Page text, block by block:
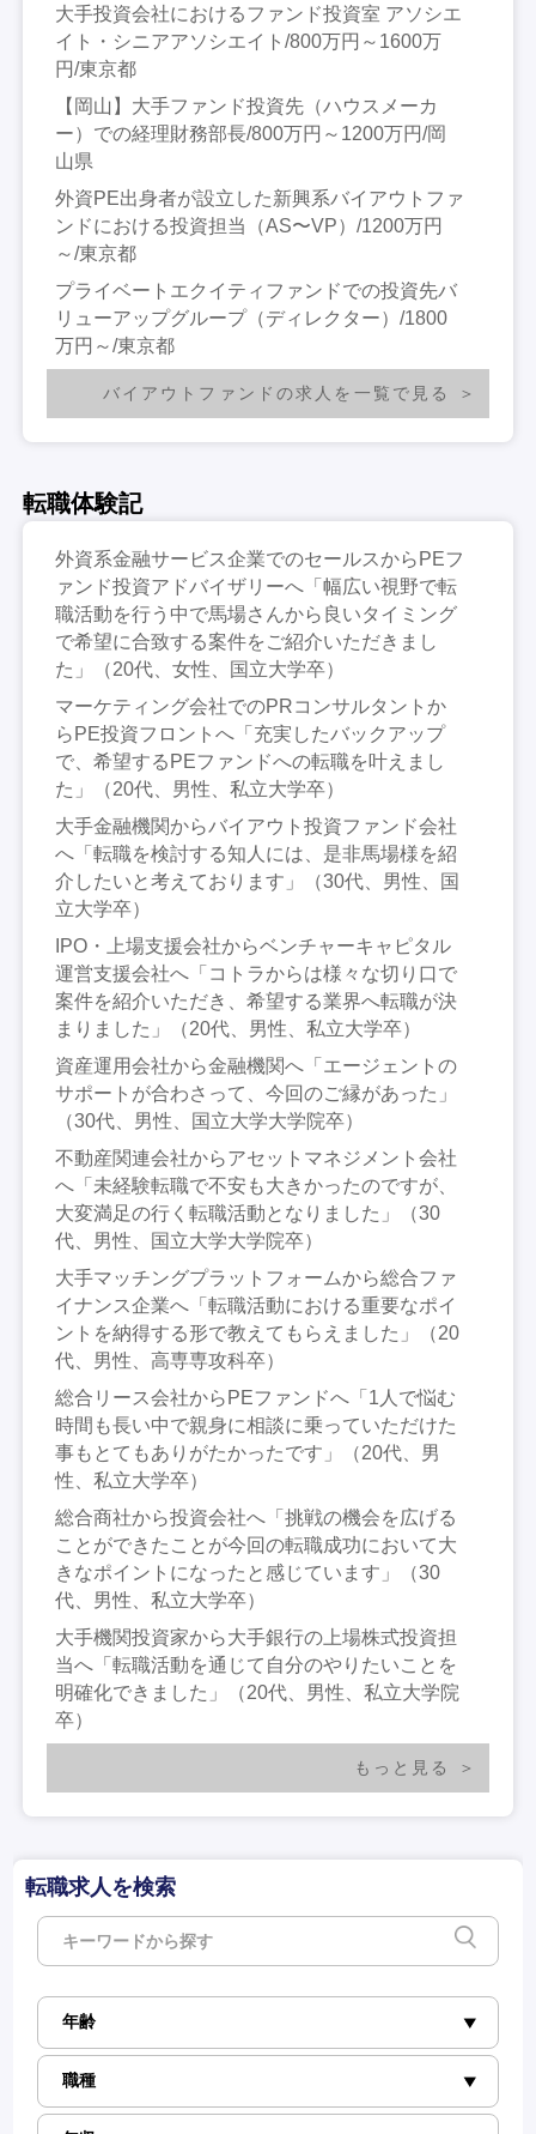
大手投資会社におけるファンド投資室 アソシエ
イト・シニアアソシエイト/800万円～1600万
円/東京都
【岡山】大手ファンド投資先（ハウスメーカ
ー）での経理財務部長/800万円～1200万円/岡
山県
外資PE出身者が設立した新興系バイアウトファ
ンドにおける投資担当（AS〜VP）/1200万円
～/東京都
プライベートエクイティファンドでの投資先バ
リューアップグループ（ディレクター）/1800
万円～/東京都
バイアウトファンドの求人を一覧で見る
転職体験記
外資系金融サービス企業でのセールスからPEフ
ァンド投資アドバイザリーへ「幅広い視野で転
職活動を行う中で馬場さんから良いタイミング
で希望に合致する案件をご紹介いただきまし
た」（20代、女性、国立大学卒）
マーケティング会社でのPRコンサルタントか
らPE投資フロントへ「充実したバックアップ
で、希望するPEファンドへの転職を叶えまし
た」（20代、男性、私立大学卒）
大手金融機関からバイアウト投資ファンド会社
へ「転職を検討する知人には、是非馬場様を紹
介したいと考えております」（30代、男性、国
立大学卒）
IPO・上場支援会社からベンチャーキャピタル
運営支援会社へ「コトラからは様々な切り口で
案件を紹介いただき、希望する業界へ転職が決
まりました」（20代、男性、私立大学卒）
資産運用会社から金融機関へ「エージェントの
サポートが合わさって、今回のご縁があった」
（30代、男性、国立大学大学院卒）
不動産関連会社からアセットマネジメント会社
へ「未経験転職で不安も大きかったのですが、
大変満足の行く転職活動となりました」（30
代、男性、国立大学大学院卒）
大手マッチングプラットフォームから総合ファ
イナンス企業へ「転職活動における重要なポイ
ントを納得する形で教えてもらえました」（20
代、男性、高専専攻科卒）
総合リース会社からPEファンドへ「1人で悩む
時間も長い中で親身に相談に乗っていただけた
事もとてもありがたかったです」（20代、男
性、私立大学卒）
総合商社から投資会社へ「挑戦の機会を広げる
ことができたことが今回の転職成功において大
きなポイントになったと感じています」（30
代、男性、私立大学卒）
大手機関投資家から大手銀行の上場株式投資担
当へ「転職活動を通じて自分のやりたいことを
明確化できました」（20代、男性、私立大学院
卒）
もっと見る
転職求人を検索